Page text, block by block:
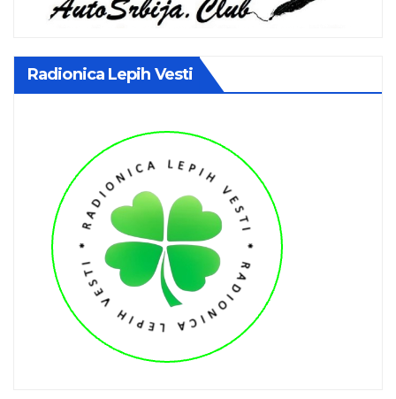
Radionica Lepih Vesti